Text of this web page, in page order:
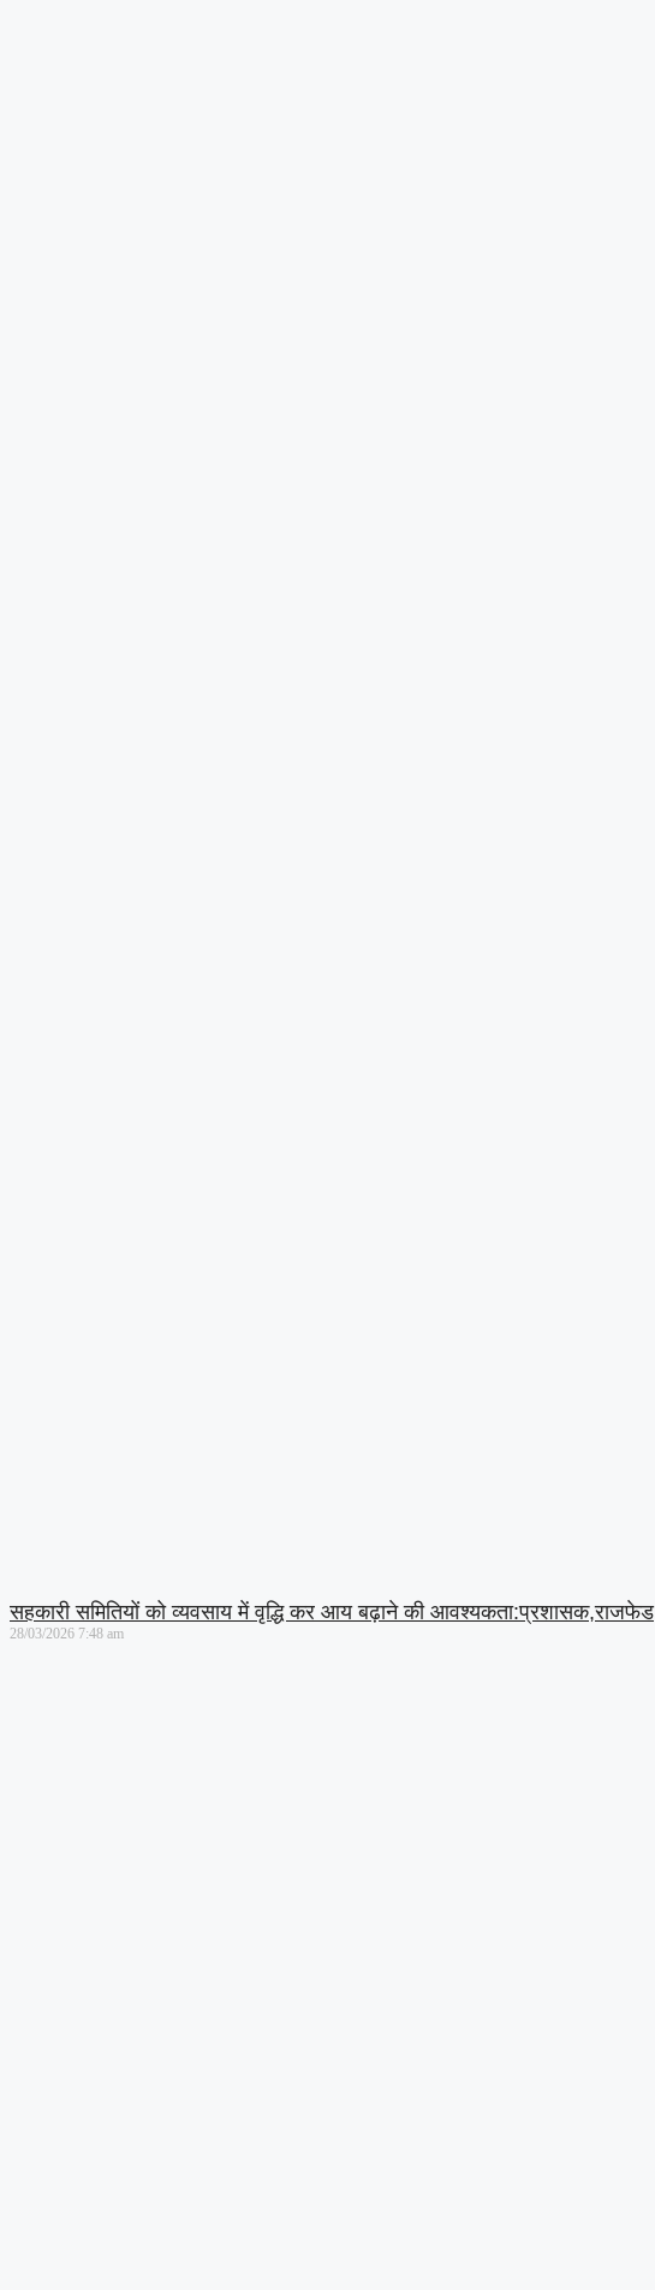
सहकारी समितियों को व्यवसाय में वृद्धि कर आय बढ़ाने की आवश्यकता:प्रशासक,राजफेड
28/03/2026 7:48 am